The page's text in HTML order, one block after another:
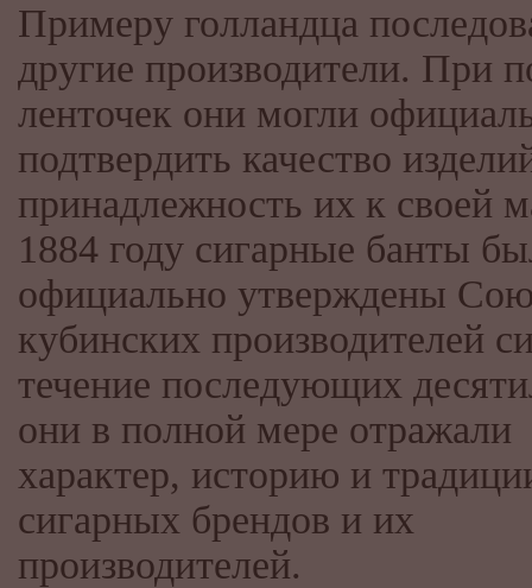
Примеру голландца
другие производители. При
ленточек они могли
подтвердить качество
принадлежность их к своей
1884 году сигарные банты
официально утверждены
кубинских производителей
течение последующих
они в полной мере отражали
характер, историю и
сигарных брендов и их
производителей.